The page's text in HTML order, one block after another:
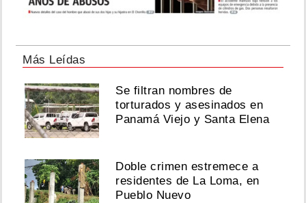
Más Leídas
Se filtran nombres de
torturados y asesinados en
Panamá Viejo y Santa Elena
Doble crimen estremece a
residentes de La Loma, en
Pueblo Nuevo